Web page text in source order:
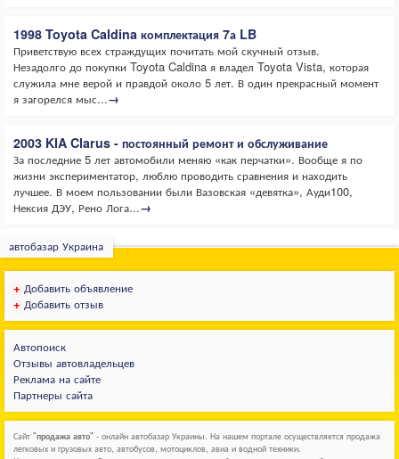
1998 Toyota Caldina комплектация 7а LB
Приветствую всех страждущих почитать мой скучный отзыв.
Незадолго до покупки Toyota Caldina я владел Toyota Vista, которая
служила мне верой и правдой около 5 лет. В один прекрасный момент
я загорелся мыс...→
2003 KIA Clarus - постоянный ремонт и обслуживание
За последние 5 лет автомобили меняю «как перчатки». Вообще я по
жизни экспериментатор, люблю проводить сравнения и находить
лучшее. В моем пользовании были Вазовская «девятка», Ауди100,
Нексия ДЭУ, Рено Лога...→
автобазар Украина
+ Добавить объявление
+ Добавить отзыв
Автопоиск
Отзывы автовладельцев
Реклама на сайте
Партнеры сайта
Сайт "продажа авто" - онлайн автобазар Украины. На нашем портале осуществляется продажа
легковых и грузовых авто, автобусов, мотоциклов, авиа и водной техники.